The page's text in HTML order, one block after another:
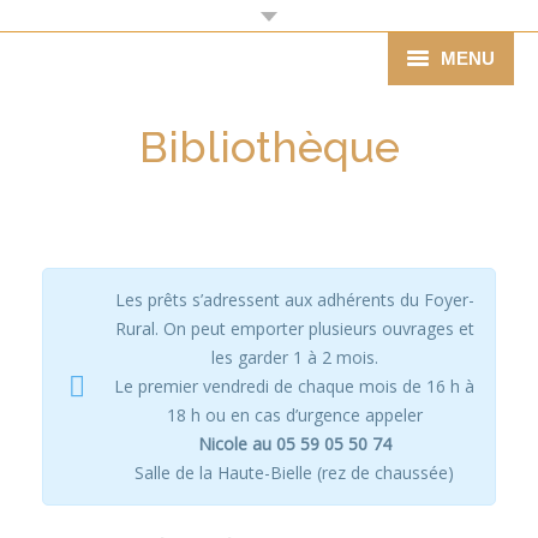
MENU
Associations
Ecole
Tourisme
Histoire
Bibliothèque
Les prêts s’adressent aux adhérents du Foyer-
Rural. On peut emporter plusieurs ouvrages et
les garder 1 à 2 mois.
Le premier vendredi de chaque mois de 16 h à
18 h ou en cas d’urgence appeler
Nicole au 05 59 05 50 74
Salle de la Haute-Bielle (rez de chaussée)